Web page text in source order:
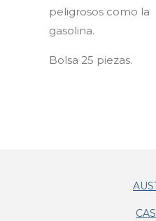
peligrosos como la
gasolina.
Bolsa 25 piezas.